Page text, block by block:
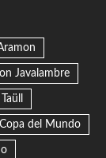
Javalambre
Copa del Mundo